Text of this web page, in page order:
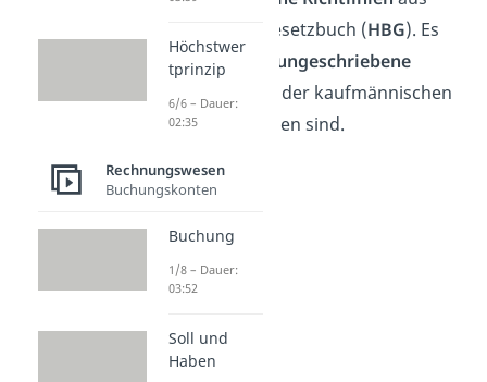
dem Handelsgesetzbuch (HBG). Es
gibt aber auch
ungeschriebene
Regeln
, die aus der kaufmännischen
Praxis entstanden sind.
Höchstwer
tprinzip
6/6 – Dauer:
02:35
Rechnungswesen
Buchungskonten
Buchung
1/8 – Dauer:
03:52
Soll und
Haben